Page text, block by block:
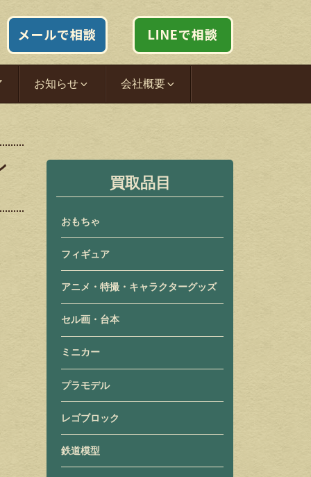
お知らせ 会社概要
買取品目
おもちゃ
フィギュア
アニメ・特撮・キャラクターグッズ
セル画・台本
ミニカー
プラモデル
レゴブロック
鉄道模型